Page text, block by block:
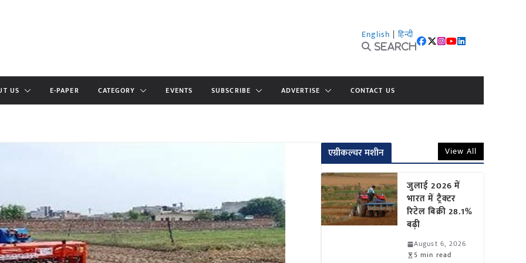
English | हिन्दी
Search
US E-PAPER CATEGORY EVENTS SUBSCRIBE ADVERTISE CONTACT US
एग्रीकल्चर मशीन View All
जुलाई 2026 में
भारत में ट्रैक्टर
रिटेल बिक्री 28.1%
बढ़ी
August 6, 2026
5 min read